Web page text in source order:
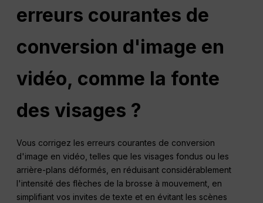
erreurs courantes de
conversion d'image en
vidéo, comme la fonte
des visages ?
Vous corrigez les erreurs courantes de conversion
d'image en vidéo, telles que les visages fondus ou les
arrière-plans déformés, en réduisant considérablement
l'intensité des flèches de la brosse à mouvement, en
simplifiant vos invites de texte et en évitant les scènes